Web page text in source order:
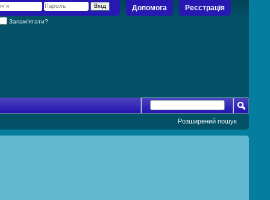
Реєстрація
Допомога
Запам’ятати?
Розширений пошук